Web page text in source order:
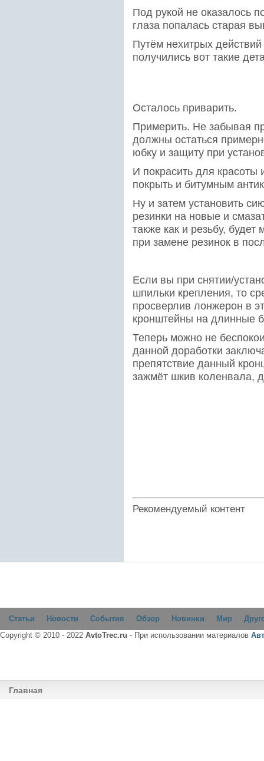
Под рукой не оказалось
глаза попалась старая
Путём нехитрых
получились вот такие
Осталось приварить.
Примерить. Не забывая
должны остаться
юбку и защиту при
И покрасить для
покрыть и битумным
Ну и затем установить
резинки на новые и
также как и резьбу, будет
при замене резинок в
Если вы при снятии/
шпильки крепления, то
просверлив лонжерон в
кронштейны на длинные
Теперь можно не
данной доработки
препятствие данный
зажмёт шкив коленвала,
Рекомендуемый контент
Статьи Новости События Обзор Новинки Мир
Copyright © 2010 - 2022 AvtoTrec.ru - При использовании материалов
Главная